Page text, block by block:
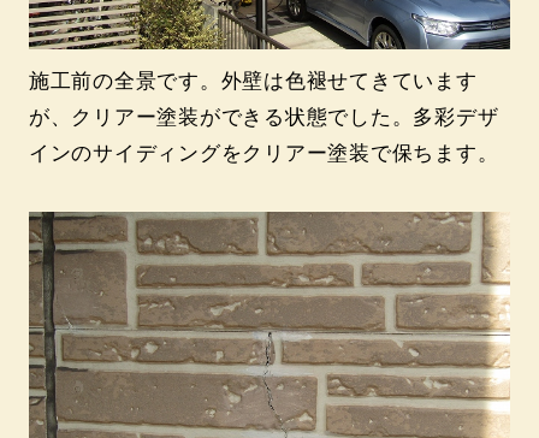
施工前の全景です。外壁は色褪せてきています
が、クリアー塗装ができる状態でした。多彩デザ
インのサイディングをクリアー塗装で保ちます。